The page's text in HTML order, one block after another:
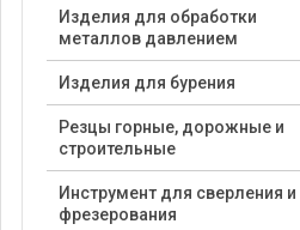
Изделия для обработки
металлов давлением
Изделия для бурения
Резцы горные, дорожные и
строительные
Инструмент для сверления и
фрезерования